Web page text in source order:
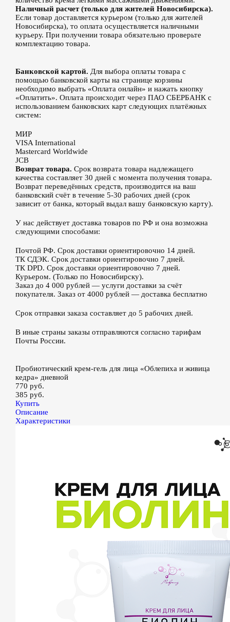
Наличный расчет (только для жителей Новосибирска).
Если товар доставляется курьером (только для жителей
Новосибирска), то оплата осуществляется наличными
курьеру. При получении товара обязательно проверьте
комплектацию товара.
Банковской картой. Для выбора оплаты товара с
помощью банковской карты на странице корзины
необходимо выбрать «Оплата онлайн» и нажать кнопку
«Оплатить». Оплата происходит через ПАО СБЕРБАНК с
использованием банковских карт следующих платёжных
систем:
МИР
VISA International
Mastercard Worldwide
JCB
Возврат товара. Срок возврата товара надлежащего
качества составляет 30 дней с момента получения товара.
Возврат переведённых средств, производится на ваш
банковский счёт в течение 5-30 рабочих дней (срок
зависит от банка, который выдал вашу банковскую карту).
У нас действует доставка товаров по РФ и она возможна
следующими способами:
Почтой РФ. Срок доставки ориентировочно 14 дней.
ТК СДЭК. Срок доставки ориентировочно 7 дней.
ТК DPD. Срок доставки ориентировочно 7 дней.
Курьером. (Только по Новосибирску).
Заказ до 4 000 рублей — услуги доставки за счёт
покупателя. Заказ от 4000 рублей — доставка бесплатно
Срок отправки заказа составляет до 5 рабочих дней.
В иные страны заказы отправляются согласно тарифам
Почты России.
Пробиотический крем-гель для лица «Облепиха и живица
кедра» дневной
770 руб.
385 руб.
Купить
Описание
Характеристики